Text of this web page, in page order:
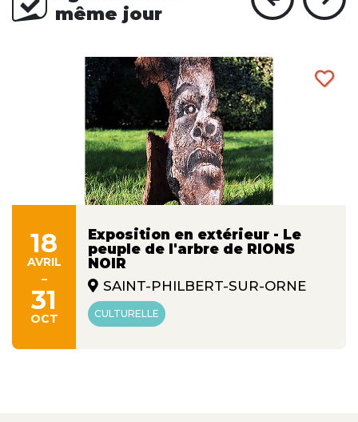
même jour
18
AVRIL
-
31
OCT
Exposition en extérieur - Le
peuple de l'arbre de RIONS
NOIR
SAINT-PHILBERT-SUR-ORNE
CULTURELLE